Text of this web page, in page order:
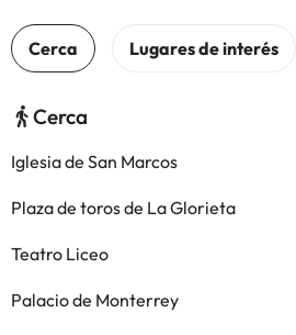
Cerca
Iglesia de San Marcos
Plaza de toros de La Glorieta
Teatro Liceo
Palacio de Monterrey